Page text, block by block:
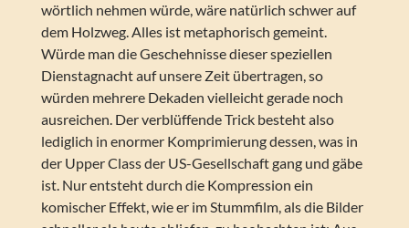
wörtlich nehmen würde, wäre natürlich schwer auf
dem Holzweg. Alles ist metaphorisch gemeint.
Würde man die Geschehnisse dieser speziellen
Dienstagnacht auf unsere Zeit übertragen, so
würden mehrere Dekaden vielleicht gerade noch
ausreichen. Der verblüffende Trick besteht also
lediglich in enormer Komprimierung dessen, was in
der Upper Class der US-Gesellschaft gang und gäbe
ist. Nur entsteht durch die Kompression ein
komischer Effekt, wie er im Stummfilm, als die Bilder